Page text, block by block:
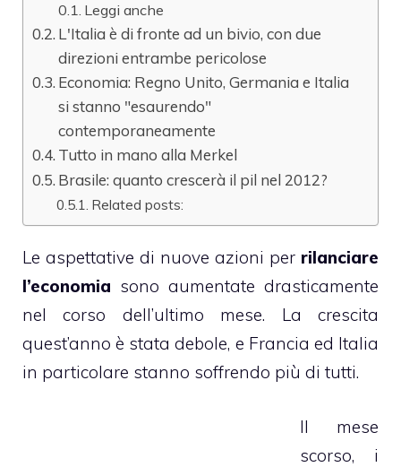
Leggi anche
L'Italia è di fronte ad un bivio, con due
direzioni entrambe pericolose
Economia: Regno Unito, Germania e Italia
si stanno "esaurendo"
contemporaneamente
Tutto in mano alla Merkel
Brasile: quanto crescerà il pil nel 2012?
Related posts:
Le aspettative di nuove azioni per rilanciare
l’economia sono aumentate drasticamente
nel corso dell’ultimo mese. La crescita
quest’anno è stata debole, e Francia ed Italia
in particolare stanno soffrendo più di tutti.
Il mese
scorso, i